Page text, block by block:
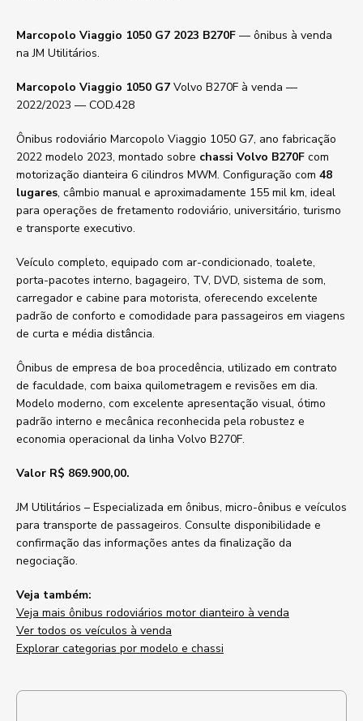
Marcopolo Viaggio 1050 G7 2023 B270F — ônibus à venda
na JM Utilitários.
Marcopolo Viaggio 1050 G7 Volvo B270F à venda —
2022/2023 — COD.428
Ônibus rodoviário Marcopolo Viaggio 1050 G7, ano fabricação
2022 modelo 2023, montado sobre chassi Volvo B270F com
motorização dianteira 6 cilindros MWM. Configuração com 48
lugares, câmbio manual e aproximadamente 155 mil km, ideal
para operações de fretamento rodoviário, universitário, turismo
e transporte executivo.
Veículo completo, equipado com ar-condicionado, toalete,
porta-pacotes interno, bagageiro, TV, DVD, sistema de som,
carregador e cabine para motorista, oferecendo excelente
padrão de conforto e comodidade para passageiros em viagens
de curta e média distância.
Ônibus de empresa de boa procedência, utilizado em contrato
de faculdade, com baixa quilometragem e revisões em dia.
Modelo moderno, com excelente apresentação visual, ótimo
padrão interno e mecânica reconhecida pela robustez e
economia operacional da linha Volvo B270F.
Valor R$ 869.900,00.
JM Utilitários – Especializada em ônibus, micro-ônibus e veículos
para transporte de passageiros. Consulte disponibilidade e
confirmação das informações antes da finalização da
negociação.
Veja também:
Veja mais ônibus rodoviários motor dianteiro à venda
Ver todos os veículos à venda
Explorar categorias por modelo e chassi